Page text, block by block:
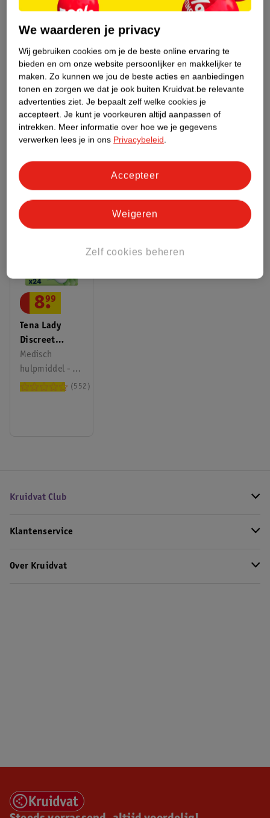
Impact Score.
Bestel & Bezorginformatie
Bekijk ook
MeerTena Alle Incontinentie-inlegkruisjes
Hoe controleren wij de reviews?
ANDEREN KOCHTEN OOK
Tena Lady
Discreet
Normaal
Verbanden
Medisch
hulpmiddel - 2
x 12 stuks
8.
99
552
Kruidvat Club
Klantenservice
Over Kruidvat
We waarderen je privacy
Wij gebruiken cookies om je de beste online ervaring te
bieden en om onze website persoonlijker en makkelijker te
maken. Zo kunnen we jou de beste acties en aanbiedingen
tonen en zorgen we dat je ook buiten Kruidvat.be relevante
advertenties ziet. Je bepaalt zelf welke cookies je
accepteert. Je kunt je voorkeuren altijd aanpassen of
intrekken. Meer informatie over hoe we je gegevens
verwerken lees je in ons Privacybeleid.
Zelf cookies beheren
Weigeren
Accepteer